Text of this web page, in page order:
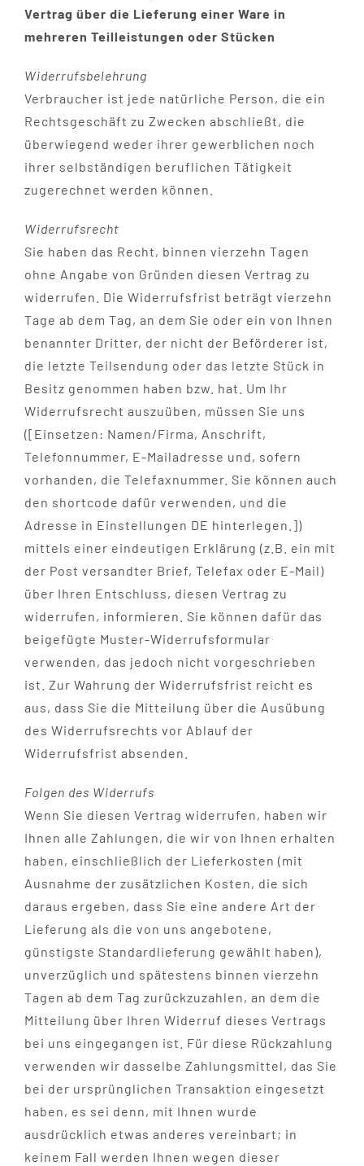
Vertrag über die Lieferung einer Ware in
mehreren Teilleistungen oder Stücken
Widerrufsbelehrung
Verbraucher ist jede natürliche Person, die ein
Rechtsgeschäft zu Zwecken abschließt, die
überwiegend weder ihrer gewerblichen noch
ihrer selbständigen beruflichen Tätigkeit
zugerechnet werden können.
Widerrufsrecht
Sie haben das Recht, binnen vierzehn Tagen
ohne Angabe von Gründen diesen Vertrag zu
widerrufen. Die Widerrufsfrist beträgt vierzehn
Tage ab dem Tag, an dem Sie oder ein von Ihnen
benannter Dritter, der nicht der Beförderer ist,
die letzte Teilsendung oder das letzte Stück in
Besitz genommen haben bzw. hat. Um Ihr
Widerrufsrecht auszuüben, müssen Sie uns
([Einsetzen: Namen/Firma, Anschrift,
Telefonnummer, E-Mailadresse und, sofern
vorhanden, die Telefaxnummer. Sie können auch
den shortcode dafür verwenden, und die
Adresse in Einstellungen DE hinterlegen.])
mittels einer eindeutigen Erklärung (z.B. ein mit
der Post versandter Brief, Telefax oder E-Mail)
über Ihren Entschluss, diesen Vertrag zu
widerrufen, informieren. Sie können dafür das
beigefügte Muster-Widerrufsformular
verwenden, das jedoch nicht vorgeschrieben
ist. Zur Wahrung der Widerrufsfrist reicht es
aus, dass Sie die Mitteilung über die Ausübung
des Widerrufsrechts vor Ablauf der
Widerrufsfrist absenden.
Folgen des Widerrufs
Wenn Sie diesen Vertrag widerrufen, haben wir
Ihnen alle Zahlungen, die wir von Ihnen erhalten
haben, einschließlich der Lieferkosten (mit
Ausnahme der zusätzlichen Kosten, die sich
daraus ergeben, dass Sie eine andere Art der
Lieferung als die von uns angebotene,
günstigste Standardlieferung gewählt haben),
unverzüglich und spätestens binnen vierzehn
Tagen ab dem Tag zurückzuzahlen, an dem die
Mitteilung über Ihren Widerruf dieses Vertrags
bei uns eingegangen ist. Für diese Rückzahlung
verwenden wir dasselbe Zahlungsmittel, das Sie
bei der ursprünglichen Transaktion eingesetzt
haben, es sei denn, mit Ihnen wurde
ausdrücklich etwas anderes vereinbart; in
keinem Fall werden Ihnen wegen dieser